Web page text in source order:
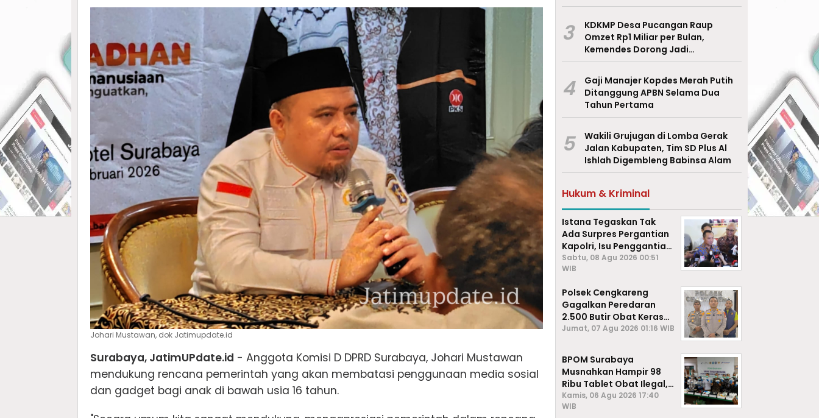
Johari Mustawan, dok Jatimupdate.id
Surabaya, JatimUPdate.id - Anggota Komisi D DPRD Surabaya, Johari Mustawan
mendukung rencana pemerintah yang akan membatasi penggunaan media sosial
dan gadget bagi anak di bawah usia 16 tahun.
3
KDKMP Desa Pucangan Raup
Omzet Rp1 Miliar per Bulan,
Kemendes Dorong Jadi
Percontohan Nasional
4
Gaji Manajer Kopdes Merah Putih
Ditanggung APBN Selama Dua
Tahun Pertama
5
Wakili Grujugan di Lomba Gerak
Jalan Kabupaten, Tim SD Plus Al
Ishlah Digembleng Babinsa Alam
Hukum & Kriminal
Istana Tegaskan Tak
Ada Surpres Pergantian
Kapolri, Isu Penggantian
Listyo Sigit Dipastikan
Hoaks
Sabtu, 08 Agu 2026 00:51
WIB
Polsek Cengkareng
Gagalkan Peredaran
2.500 Butir Obat Keras
Daftar G, Satu Pengedar
Jumat, 07 Agu 2026 01:16 WIB
BPOM Surabaya
Musnahkan Hampir 98
Ribu Tablet Obat Ilegal,
Cegah Penyalahgunaan
di Kalangan Pelajar
Kamis, 06 Agu 2026 17:40
WIB